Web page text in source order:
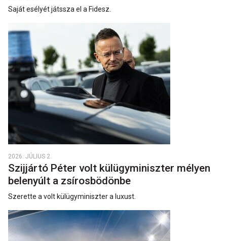
Saját esélyét játssza el a Fidesz.
2026. JÚLIUS 2.
Szijjártó Péter volt külügyminiszter mélyen
belenyúlt a zsírosbödönbe
Szerette a volt külügyminiszter a luxust.